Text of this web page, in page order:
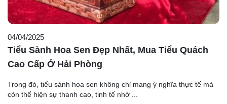
04/04/2025
Tiểu Sành Hoa Sen Đẹp Nhất, Mua Tiểu Quách
Cao Cấp Ở Hải Phòng
Trong đó, tiểu sành hoa sen không chỉ mang ý nghĩa thực tế mà
còn thể hiện sự thanh cao, tinh tế nhờ ...